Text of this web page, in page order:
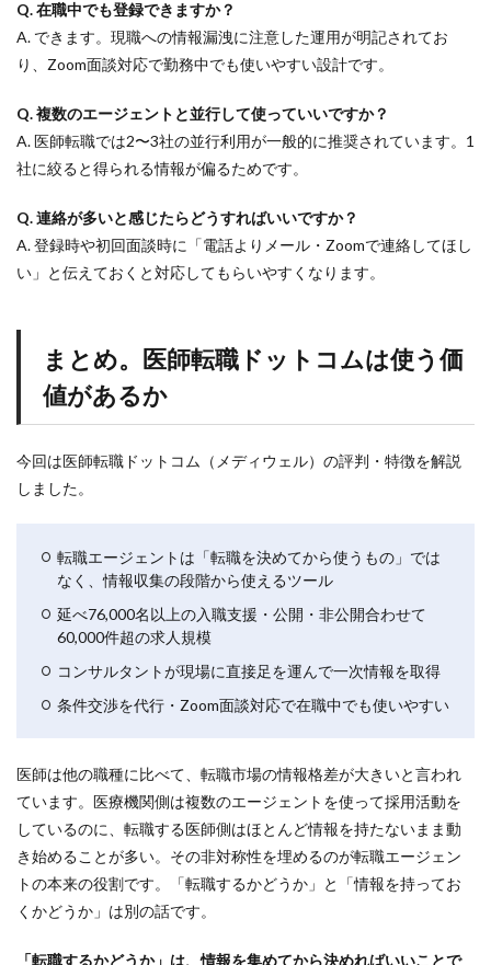
Q. 在職中でも登録できますか？
A. できます。現職への情報漏洩に注意した運用が明記されてお
り、Zoom面談対応で勤務中でも使いやすい設計です。
Q. 複数のエージェントと並行して使っていいですか？
A. 医師転職では2〜3社の並行利用が一般的に推奨されています。1
社に絞ると得られる情報が偏るためです。
Q. 連絡が多いと感じたらどうすればいいですか？
A. 登録時や初回面談時に「電話よりメール・Zoomで連絡してほし
い」と伝えておくと対応してもらいやすくなります。
まとめ。医師転職ドットコムは使う価
値があるか
今回は医師転職ドットコム（メディウェル）の評判・特徴を解説
しました。
転職エージェントは「転職を決めてから使うもの」では
なく、情報収集の段階から使えるツール
延べ76,000名以上の入職支援・公開・非公開合わせて
60,000件超の求人規模
コンサルタントが現場に直接足を運んで一次情報を取得
条件交渉を代行・Zoom面談対応で在職中でも使いやすい
医師は他の職種に比べて、転職市場の情報格差が大きいと言われ
ています。医療機関側は複数のエージェントを使って採用活動を
しているのに、転職する医師側はほとんど情報を持たないまま動
き始めることが多い。その非対称性を埋めるのが転職エージェン
トの本来の役割です。「転職するかどうか」と「情報を持ってお
くかどうか」は別の話です。
「転職するかどうか」は、情報を集めてから決めればいいことで